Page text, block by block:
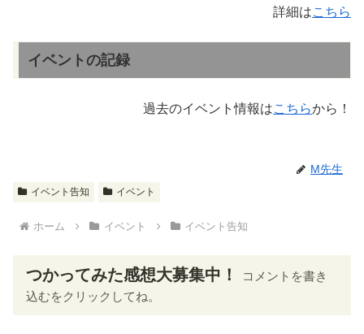
詳細はこちら
イベントの記録
過去のイベント情報はこちらから！
M先生
イベント告知 イベント
ホーム イベント イベント告知
つかってみた感想大募集中！
コメントを書き
込むをクリックしてね。